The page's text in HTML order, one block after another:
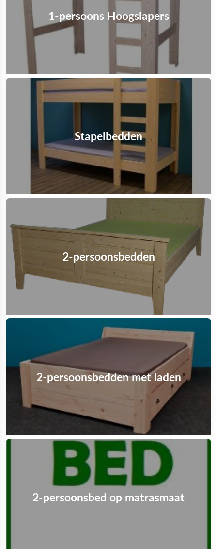
1-persoons Hoogslapers
Stapelbedden
2-persoonsbedden
2-persoonsbedden met laden
2-persoonsbed op matrasmaat